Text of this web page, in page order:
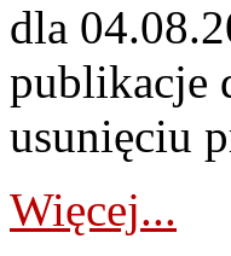
dla
publikacje
usunięciu
Więcej...